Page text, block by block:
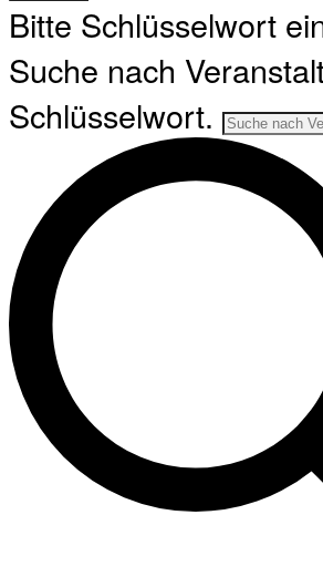
Bitte Schlüsselwort
Suche nach
Schlüsselwort.